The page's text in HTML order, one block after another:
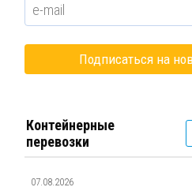
Контейнерные
перевозки
07.08.2026